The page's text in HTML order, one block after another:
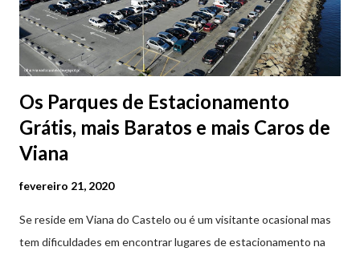
Os Parques de Estacionamento
Grátis, mais Baratos e mais Caros de
Viana
fevereiro 21, 2020
Se reside em Viana do Castelo ou é um visitante ocasional mas
tem dificuldades em encontrar lugares de estacionamento na